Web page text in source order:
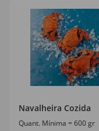
Navalheira Cozida
Quant. Mínima = 600 gr